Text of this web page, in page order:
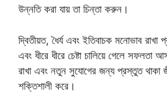
উন্নতি করা যায় তা চিন্তা করুন।
দ্বিতীয়ত, ধৈর্য এবং ইতিবাচক মনোভাব রাখা
এবং ধীরে ধীরে চেষ্টা চালিয়ে গেলে সফলতা
রাখা এবং নতুন সুযোগের জন্য প্রস্তুত থাকা
শক্তিশালী করে।